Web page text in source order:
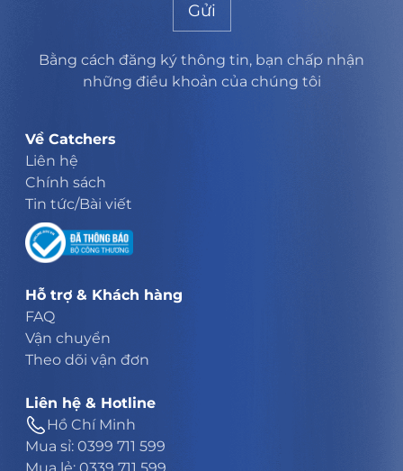
Gửi
Bằng cách đăng ký thông tin, bạn chấp nhận
những điều khoản của chúng tôi
Về Catchers
Liên hệ
Chính sách
Tin tức/Bài viết
Hỗ trợ & Khách hàng
FAQ
Vận chuyển
Theo dõi vận đơn
Liên hệ & Hotline
Hồ Chí Minh
Mua sỉ: 0399 711 599